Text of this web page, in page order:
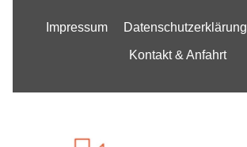
Impressum Datenschutzerklärung
Kontakt & Anfahrt